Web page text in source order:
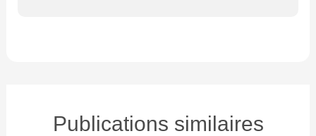
Publications similaires